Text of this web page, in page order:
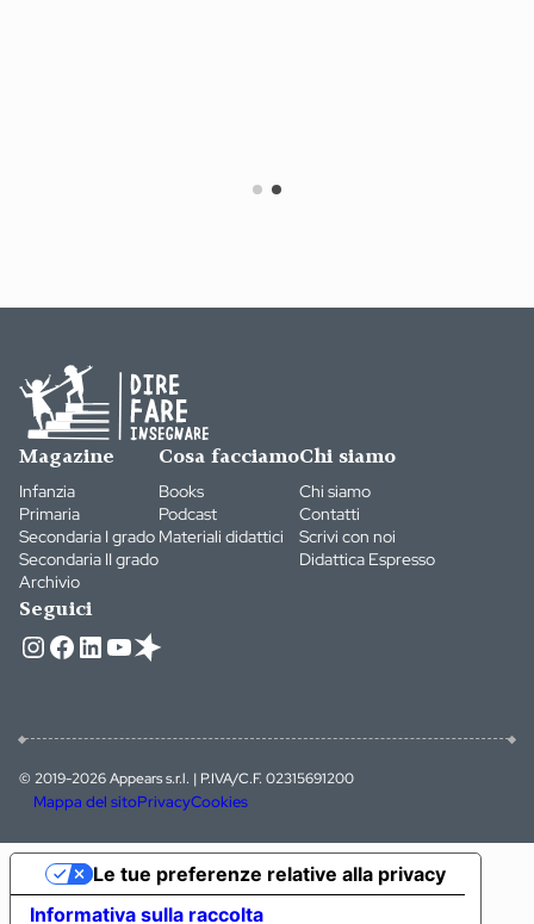
Magazine
Infanzia
Primaria
Secondaria I grado
Secondaria II grado
Archivio
Cosa facciamo
Books
Podcast
Materiali didattici
Chi siamo
Chi siamo
Contatti
Scrivi con noi
Didattica Espresso
Seguici
Instagram
Facebook
LinkedIn
YouTube
© 2019-2026 Appears s.r.l. | P.IVA/C.F. 02315691200
Mappa del sitoPrivacyCookies
Informativa sulla raccolta
Le tue preferenze relative alla privacy